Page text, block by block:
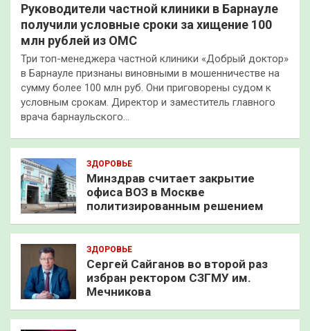
Руководители частной клиники в Барнауле
получили условные сроки за хищение 100
млн рублей из ОМС
Три топ-менеджера частной клиники «Добрый доктор»
в Барнауле признаны виновными в мошенничестве на
сумму более 100 млн руб. Они приговорены судом к
условным срокам. Директор и заместитель главного
врача барнаульского…
ЗДОРОВЬЕ
Минздрав считает закрытие
офиса ВОЗ в Москве
политизированным решением
ЗДОРОВЬЕ
Сергей Сайганов во второй раз
избран ректором СЗГМУ им.
Мечникова